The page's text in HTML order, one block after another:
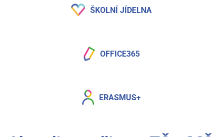
ŠKOLNÍ JÍDELNA
OFFICE365
ERASMUS+